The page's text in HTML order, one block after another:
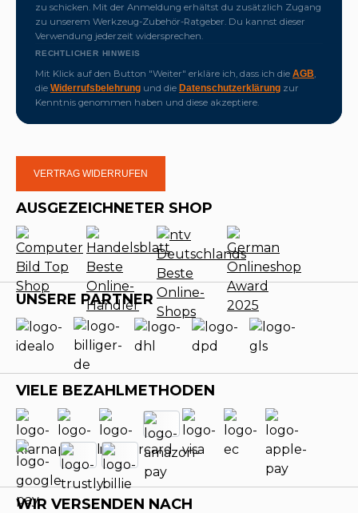
zu schicken. Mit der Anmeldung erhältst du zusätzlich Zugang
zu unserem Werkzeug-Zubehör-Ratgeber. Du kannst dieser
Verwendung jederzeit widersprechen.
RECHTLICHER HINWEIS
Mit Klick auf den Button "Weiter" erkläre ich, dass ich die AGB
die Widerrufsbelehrung und die Datenschutzerklärung zur
Kenntnis genommen haben und diese akzeptiere.
VERTRAG WIDERRUFEN
AUSGEZEICHNETER SHOP
UNSERE PARTNER
VIELE BEZAHLMETHODEN
WIR VERSENDEN NACH